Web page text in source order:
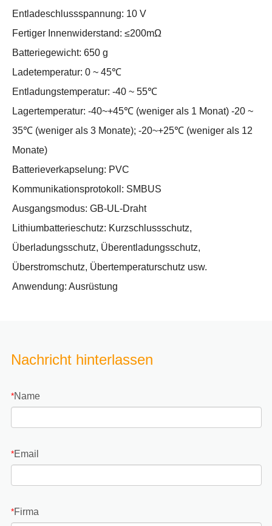
Entladeschlussspannung: 10 V
Fertiger Innenwiderstand: ≤200mΩ
Batteriegewicht: 650 g
Ladetemperatur: 0 ~ 45℃
Entladungstemperatur: -40 ~ 55℃
Lagertemperatur: -40~+45℃ (weniger als 1 Monat) -20 ~
35℃ (weniger als 3 Monate); -20~+25℃ (weniger als 12
Monate)
Batterieverkapselung: PVC
Kommunikationsprotokoll: SMBUS
Ausgangsmodus: GB-UL-Draht
Lithiumbatterieschutz: Kurzschlussschutz,
Überladungsschutz, Überentladungsschutz,
Überstromschutz, Übertemperaturschutz usw.
Anwendung: Ausrüstung
Nachricht hinterlassen
*Name
*Email
*Firma